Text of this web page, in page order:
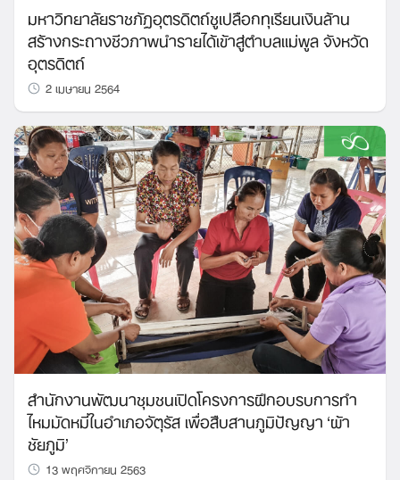
มหาวิทยาลัยราชภัฏอุตรดิตถ์ชูเปลือกทุเรียนเงินล้าน
สร้างกระถางชีวภาพนำรายได้เข้าสู่ตำบลแม่พูล จังหวัด
อุตรดิตถ์
2 เมษายน 2564
สำนักงานพัฒนาชุมชนเปิดโครงการฝึกอบรบการทำ
ไหมมัดหมี่ในอำเภอจัตุรัส เพื่อสืบสานภูมิปัญญา ‘ผ้า
ชัยภูมิ’
13 พฤศจิกายน 2563